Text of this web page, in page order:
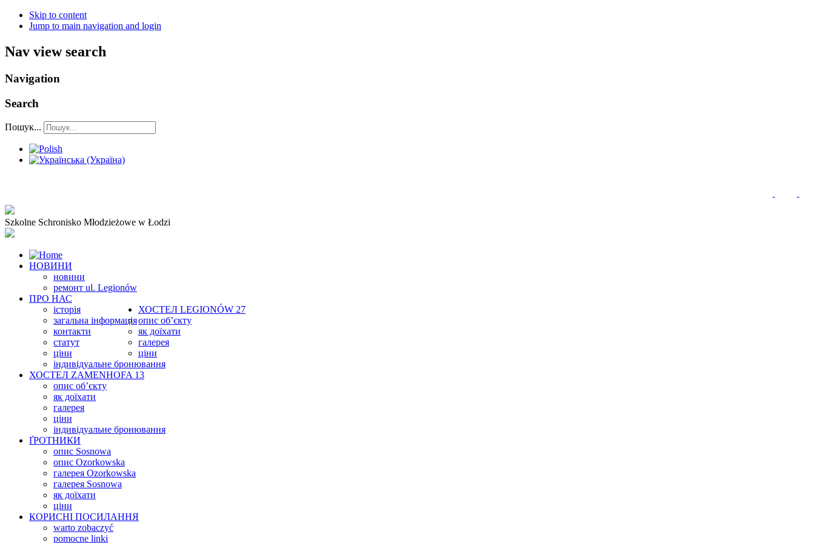
Skip to content
Jump to main navigation and login
Nav view search
Navigation
Search
Пошук...
Szkolne Schronisko Młodzieżowe w Łodzi
НОВИНИ
новини
ремонт ul. Legionów
ПРО НАС
історія
загальна інформація
контакти
статут
ціни
ХОСТЕЛ LEGIONÓW 27
опис об’єкту
як доїхати
галерея
ціни
індивідуальне бронювання
ХОСТЕЛ ZAMENHOFA 13
опис об’єкту
як доїхати
галерея
ціни
індивідуальне бронювання
ҐРОТНИКИ
опис Sosnowa
опис Ozorkowska
галерея Ozorkowska
галерея Sosnowa
як доїхати
ціни
КОРИСНІ ПОСИЛАННЯ
warto zobaczyć
pomocne linki